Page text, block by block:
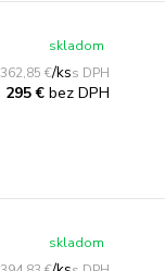
362,85 €/ks
295 €bez DPH
skladom
skladom